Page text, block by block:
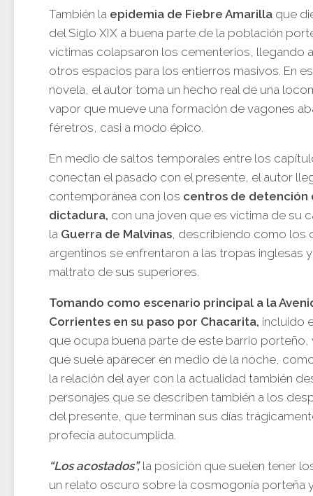
También la epidemia de Fiebre Amarilla que
del Siglo XIX a buena parte de la población
víctimas colapsaron los cementerios, llegando
otros espacios para los entierros masivos. En
novela, el autor toma un hecho real de una
vapor que mueve una formación de vagones
féretros, casi a modo épico.
En medio de saltos temporales entre los
conectan el pasado con el presente, el autor
contemporánea con los centros de detención
dictadura, con una joven que es víctima de su
la Guerra de Malvinas, describiendo como los
argentinos se enfrentaron a las tropas inglesas
maltrato de sus superiores.
Tomando como escenario principal a la
Corrientes en su paso por Chacarita, incluido
que ocupa buena parte de este barrio porteño,
que suele aparecer en medio de la noche,
la relación del ayer con la actualidad también
personajes que se describen también a los
del presente, que terminan sus días
profecía autocumplida.
“Los acostados”, la posición que suelen tener
un relato oscuro sobre la cosmogonía porteña